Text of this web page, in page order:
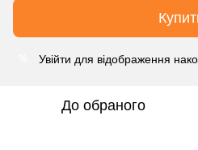
Увійти для відображення
До обраного